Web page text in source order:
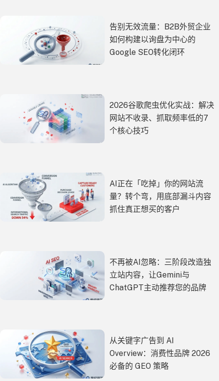
告别无效流量：B2B外贸企业
如何构建以询盘为中心的
Google SEO转化闭环
2026谷歌爬虫优化实战：解决
网站不收录、抓取频率低的7
个核心技巧
AI正在「吃掉」你的网站流
量？转个弯，用底部漏斗内容
抓住真正想买的客户
不再被AI忽略：三阶段改造独
立站内容，让Gemini与
ChatGPT主动推荐您的品牌
从关键字广告到 AI
Overview：消费性品牌 2026
必备的 GEO 策略